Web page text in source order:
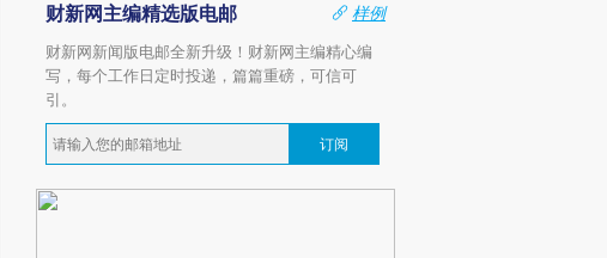
财新网主编精选版电邮
样例
财新网新闻版电邮全新升级！财新网主编精心编
写，每个工作日定时投递，篇篇重磅，可信可
引。
订阅